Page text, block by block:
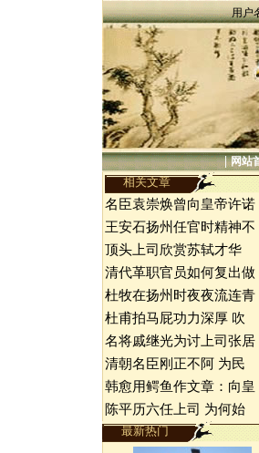
用户
|网站
相关文章
名臣袁崇焕曾向皇帝许诺
王安石扬州任官时精神不
顶头上司欣赏苏轼才华
清代革职官员如何复出做
杜牧在扬州时夜夜流连青
杜甫拍马屁功力深厚 吹
名将戚继光为讨上司张居
清朝名臣刚正不阿 为民
韩愈用鳄鱼作文章：向皇
陈平历六任上司 为何始
最新热门